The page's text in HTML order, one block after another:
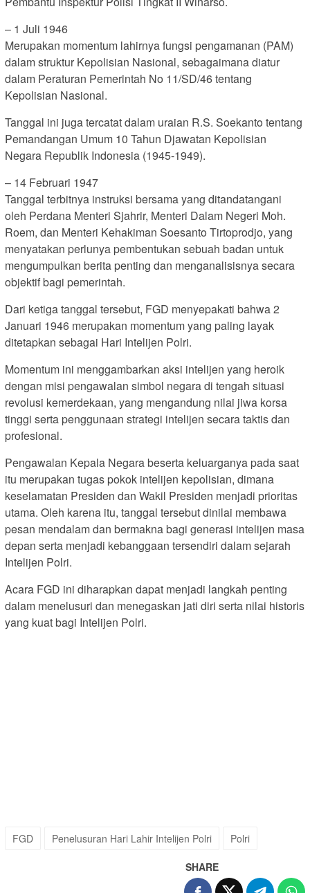
– 1 Juli 1946
Merupakan momentum lahirnya fungsi pengamanan (PAM)
dalam struktur Kepolisian Nasional, sebagaimana diatur
dalam Peraturan Pemerintah No 11/SD/46 tentang
Kepolisian Nasional.
Tanggal ini juga tercatat dalam uraian R.S. Soekanto tentang
Pemandangan Umum 10 Tahun Djawatan Kepolisian
Negara Republik Indonesia (1945-1949).
– 14 Februari 1947
Tanggal terbitnya instruksi bersama yang ditandatangani
oleh Perdana Menteri Sjahrir, Menteri Dalam Negeri Moh.
Roem, dan Menteri Kehakiman Soesanto Tirtoprodjo, yang
menyatakan perlunya pembentukan sebuah badan untuk
mengumpulkan berita penting dan menganalisisnya secara
objektif bagi pemerintah.
Dari ketiga tanggal tersebut, FGD menyepakati bahwa 2
Januari 1946 merupakan momentum yang paling layak
ditetapkan sebagai Hari Intelijen Polri.
Momentum ini menggambarkan aksi intelijen yang heroik
dengan misi pengawalan simbol negara di tengah situasi
revolusi kemerdekaan, yang mengandung nilai jiwa korsa
tinggi serta penggunaan strategi intelijen secara taktis dan
profesional.
Pengawalan Kepala Negara beserta keluarganya pada saat
itu merupakan tugas pokok intelijen kepolisian, dimana
keselamatan Presiden dan Wakil Presiden menjadi prioritas
utama. Oleh karena itu, tanggal tersebut dinilai membawa
pesan mendalam dan bermakna bagi generasi intelijen masa
depan serta menjadi kebanggaan tersendiri dalam sejarah
Intelijen Polri.
Acara FGD ini diharapkan dapat menjadi langkah penting
dalam menelusuri dan menegaskan jati diri serta nilai historis
yang kuat bagi Intelijen Polri.
FGD Penelusuran Hari Lahir Intelijen Polri Polri
SHARE